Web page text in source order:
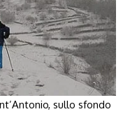
sullo sfondo